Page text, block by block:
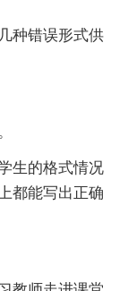
种错误形式供
生的格式情况
都能写出正确